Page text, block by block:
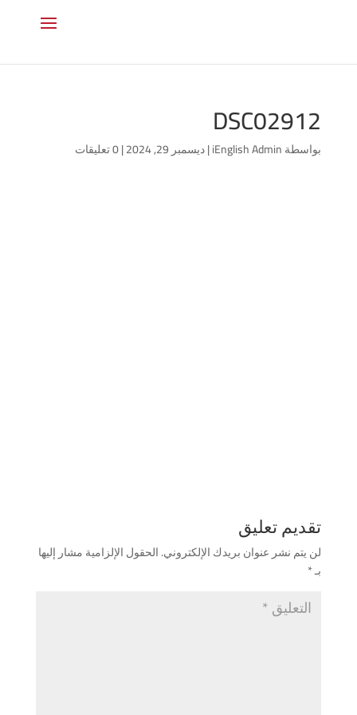
DSC02912
بواسطةiEnglish Admin
|ديسمبر 29, 2024 |0 تعليقات
تقديم تعليق
لن يتم نشر عنوان بريدك الإلكتروني.الحقول الإلزامية مشار إليها
بـ*